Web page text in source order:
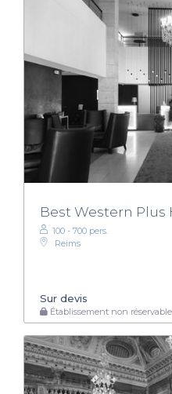
Best Western Plus
100 - 700 pers.
Reims
Sur devis
Établissement non réservable